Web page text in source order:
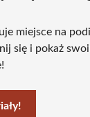
miejsce na
się i pokaż